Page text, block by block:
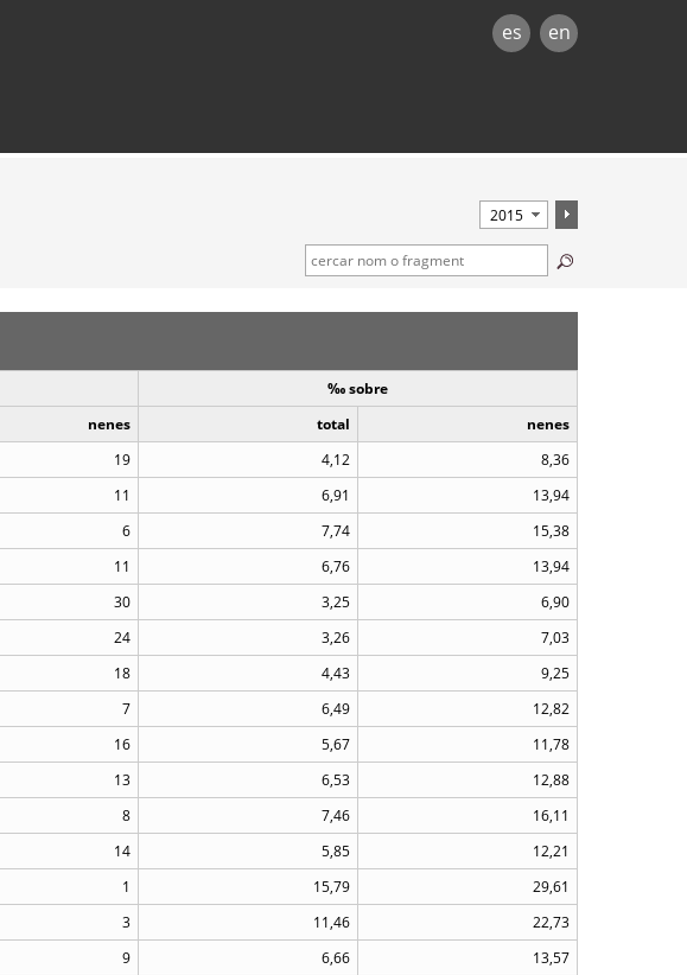
es en
‰ sobre
nenes total
nenes
19 4,12
8,36
11 6,91
13,94
6 7,74
15,38
11 6,76
13,94
30 3,25
6,90
24 3,26
7,03
18 4,43
9,25
7 6,49
12,82
16 5,67
11,78
13 6,53
12,88
8 7,46
16,11
14 5,85
12,21
1 15,79
29,61
3 11,46
22,73
9 6,66
13,57